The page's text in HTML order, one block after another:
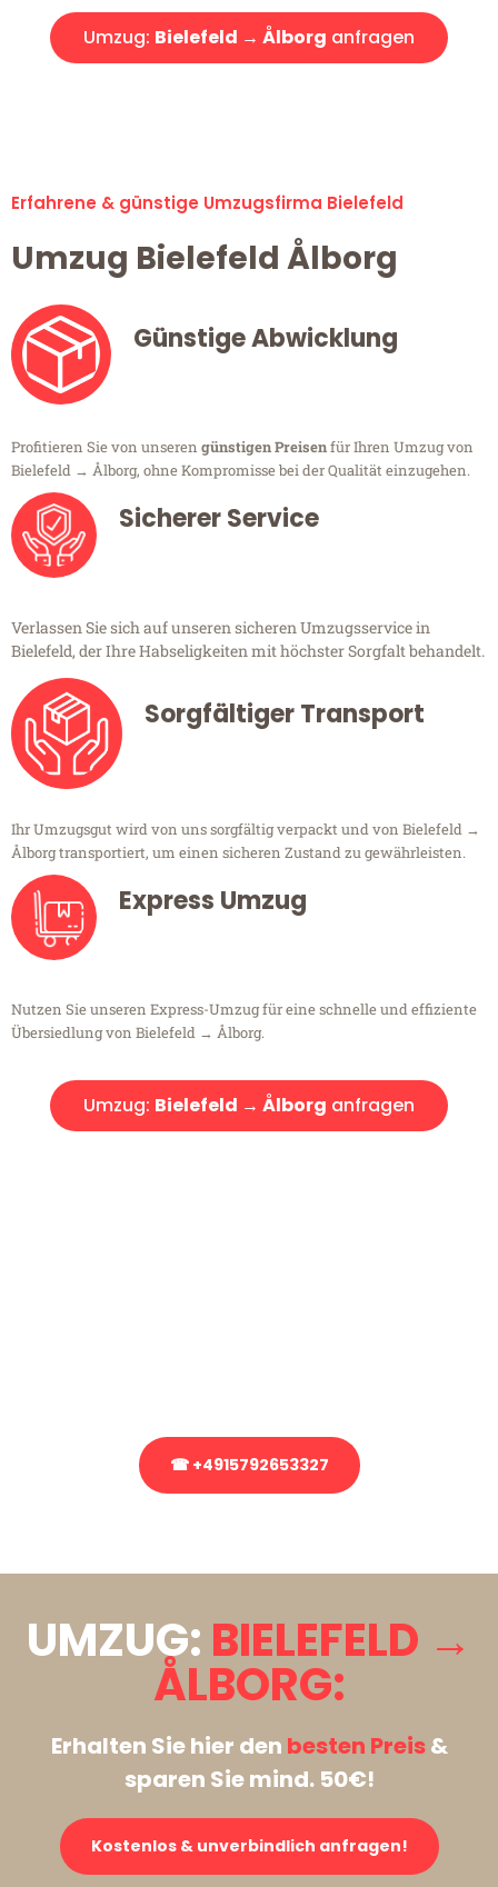
Umzug: Bielefeld → Ålborg anfragen
Erfahrene & günstige Umzugsfirma Bielefeld
Umzug Bielefeld Ålborg
Günstige Abwicklung
Profitieren Sie von unseren günstigen Preisenfür Ihren Umzug von
Bielefeld → Ålborg, ohne Kompromisse bei der Qualität einzugehen.
Sicherer Service
Verlassen Sie sich auf unseren sicheren Umzugsservice in
Bielefeld, der Ihre Habseligkeiten mit höchster Sorgfalt behandelt.
Sorgfältiger Transport
Ihr Umzugsgut wird von uns sorgfältig verpackt und von Bielefeld →
Ålborg transportiert, um einen sicheren Zustand zu gewährleisten.
Express Umzug
Nutzen Sie unseren Express-Umzug für eine schnelle und effiziente
Übersiedlung von Bielefeld → Ålborg.
Umzug: Bielefeld → Ålborg anfragen
☎ +4915792653327
UMZUG: BIELEFELD →
ÅLBORG:
Erhalten Sie hier den besten Preis&
sparen Sie mind. 50€!
Kostenlos & unverbindlich anfragen!